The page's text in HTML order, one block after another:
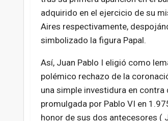
adquirido en el ejercicio de su
Aires respectivamente,
simbolizado la figura Papal.
Así, Juan Pablo I eligió como
polémico rechazo de la
una simple investidura en
promulgada por Pablo VI en
honor de sus dos antecesores (